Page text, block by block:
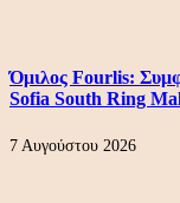
Όμιλος Fourlis:
Sofia South Ring
7 Αυγούστου 2026